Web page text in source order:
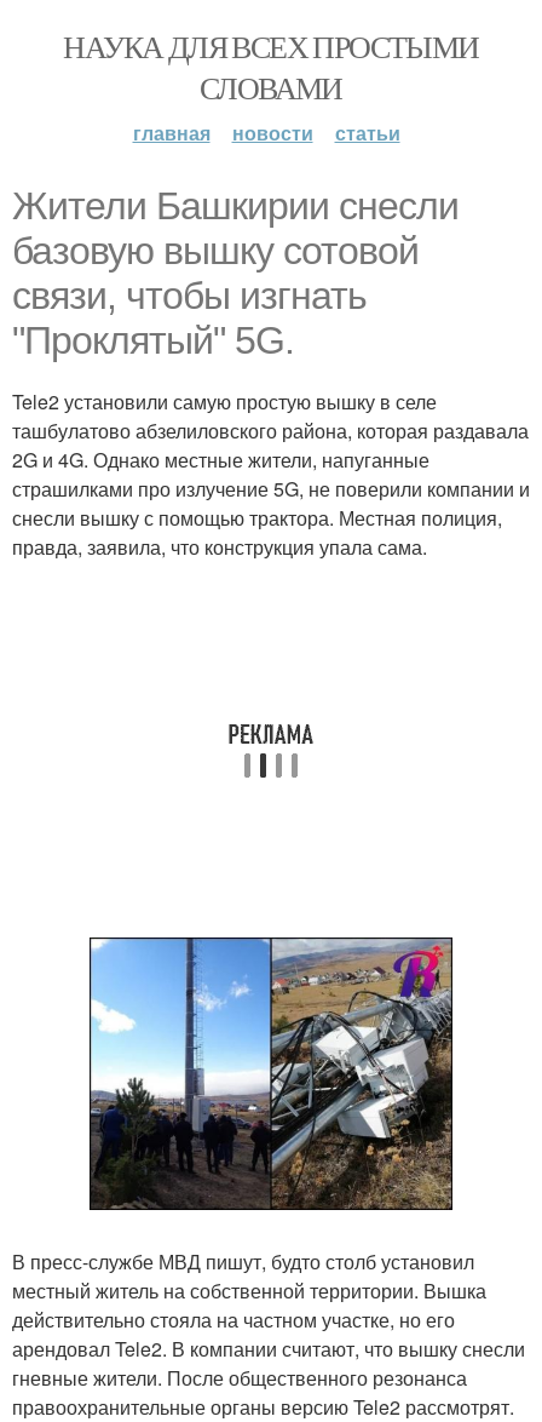
НАУКА ДЛЯ ВСЕХ ПРОСТЫМИ
СЛОВАМИ
главная новости статьи
Жители Башкирии снесли
базовую вышку сотовой
связи, чтобы изгнать
"Проклятый" 5G.
Tele2 установили самую простую вышку в селе
ташбулатово абзелиловского района, которая раздавала
2G и 4G. Однако местные жители, напуганные
страшилками про излучение 5G, не поверили компании и
снесли вышку с помощью трактора. Местная полиция,
правда, заявила, что конструкция упала сама.
В пресс-службе МВД пишут, будто столб установил
местный житель на собственной территории. Вышка
действительно стояла на частном участке, но его
арендовал Tele2. В компании считают, что вышку снесли
гневные жители. После общественного резонанса
правоохранительные органы версию Tele2 рассмотрят.